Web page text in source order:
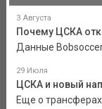
3 Августа
Почему ЦСКА
Данные
29 Июля
ЦСКА и новый
Еще о